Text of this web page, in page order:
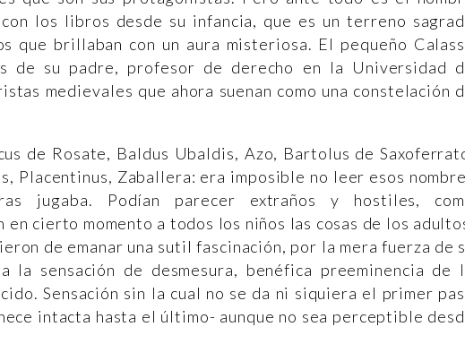
los libros desde su infancia, que es un terreno
que brillaban con un aura misteriosa. El pequeño
de su padre, profesor de derecho en la Universidad
medievales que ahora suenan como una constelación
de Rosate, Baldus Ubaldis, Azo, Bartolus de
Placentinus, Zaballera: era imposible no leer esos
jugaba. Podían parecer extraños y hostiles,
cierto momento a todos los niños las cosas de los
de emanar una sutil fascinación, por la mera fuerza de
la sensación de desmesura, benéfica preeminencia de
Sensación sin la cual no se da ni siquiera el primer
intacta hasta el último- aunque no sea perceptible